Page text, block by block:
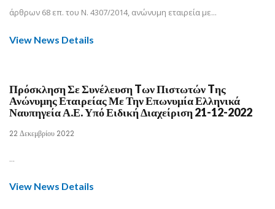
άρθρων 68 επ. του Ν. 4307/2014, ανώνυμη εταιρεία με...
View News Details
Πρόσκληση Σε Συνέλευση Tων Πιστωτών Tης
Ανώνυμης Εταιρείας Με Την Επωνυμία Ελληνικά
Ναυπηγεία Α.Ε. Υπό Ειδική Διαχείριση 21-12-2022
22 Δεκεμβρίου 2022
...
View News Details